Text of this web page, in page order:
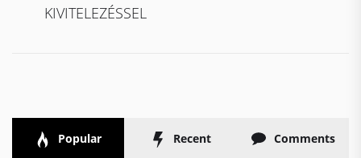
KIVITELEZÉSSEL
Popular Recent Comments